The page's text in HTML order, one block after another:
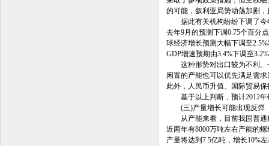
的可能，叙利亚局势动荡加剧
据此有关机构纷纷下调了今
去年9月的预测下调0.75个百分
球经济增长预测大幅下调至
GDP增速预期由3.4%下调至
这种形势对出口较为不利。
闲置的产能也可以优先满足需
此外，人民币升值、国际贸易
基于以上判断，预计2012年
(三)产量增长可能出现反弹
从产能来看，目前我国普通
近两年有8000万吨左右产能的
产量将达到7.5亿吨，增长10%